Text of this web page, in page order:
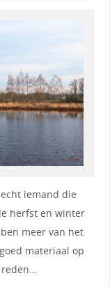
iemand die
herfst en winter
meer van het
materiaal op